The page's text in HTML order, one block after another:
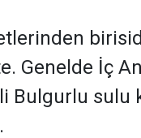
Genelde İç
Bulgurlu sulu